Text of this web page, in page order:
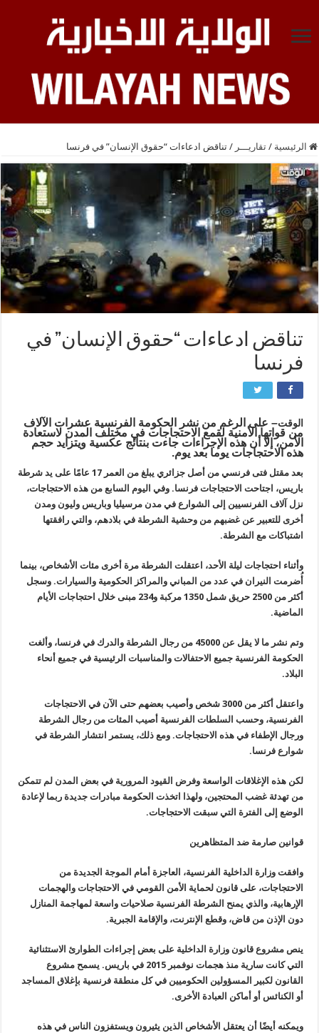
الرئيسية / تقاريـــر / تناقض ادعاءات “حقوق الإنسان” في فرنسا
تناقض ادعاءات “حقوق الإنسان” في
فرنسا
الوقت– على الرغم من نشر الحكومة الفرنسية عشرات الآلاف
من قواتها الأمنية لقمع الاحتجاجات في مختلف المدن لاستعادة
الأمن، إلا أن هذه الإجراءات جاءت بنتائج عكسية ويتزايد حجم
هذه الاحتجاجات يوما بعد يوم.
بعد مقتل فتى فرنسي من أصل جزائري يبلغ من العمر 17 عامًا على يد شرطة
باريس، اجتاحت الاحتجاجات فرنسا. وفي اليوم السابع من هذه الاحتجاجات،
نزل آلاف الفرنسيين إلى الشوارع في مدن مرسيليا وباريس وليون ومدن
أخرى للتعبير عن غضبهم من وحشية الشرطة في بلادهم، والتي رافقتها
اشتباكات مع الشرطة.
وأثناء احتجاجات ليلة الأحد، اعتقلت الشرطة مرة أخرى مئات الأشخاص، بينما
أُضرمت النيران في عدد من المباني والمراكز الحكومية والسيارات. وسجل
أكثر من 2500 حريق شمل 1350 مركبة و234 مبنى خلال احتجاجات الأيام
الماضية.
وتم نشر ما لا يقل عن 45000 من رجال الشرطة والدرك في فرنسا، وألغت
الحكومة الفرنسية جميع الاحتفالات والمناسبات الرئيسية في جميع أنحاء
البلاد.
واعتقل أكثر من 3000 شخص وأصيب بعضهم حتى الآن في الاحتجاجات
الفرنسية، وحسب السلطات الفرنسية أصيب المئات من رجال الشرطة
ورجال الإطفاء في هذه الاحتجاجات. ومع ذلك، يستمر انتشار الشرطة في
شوارع فرنسا.
لكن هذه الإغلاقات الواسعة وفرض القيود المرورية في بعض المدن لم تتمكن
من تهدئة غضب المحتجين، ولهذا اتخذت الحكومة مبادرات جديدة ربما لإعادة
الوضع إلى الفترة التي سبقت الاحتجاجات.
قوانين صارمة ضد المتظاهرين
وافقت وزارة الداخلية الفرنسية، العاجزة أمام الموجة الجديدة من
الاحتجاجات، على قانون لحماية الأمن القومي في الاحتجاجات والهجمات
الإرهابية، والذي يمنح الشرطة الفرنسية صلاحيات واسعة لمهاجمة المنازل
دون الإذن من قاض، وقطع الإنترنت، والإقامة الجبرية.
ينص مشروع قانون وزارة الداخلية على بعض إجراءات الطوارئ الاستثنائية
التي كانت سارية منذ هجمات نوفمبر 2015 في باريس. يسمح مشروع
القانون لكبير المسؤولين الحكوميين في كل منطقة فرنسية بإغلاق المساجد
أو الكنائس أو أماكن العبادة الأخرى.
ويمكنه أيضًا أن يعتقل الأشخاص الذين يثيرون ويستفزون الناس في هذه